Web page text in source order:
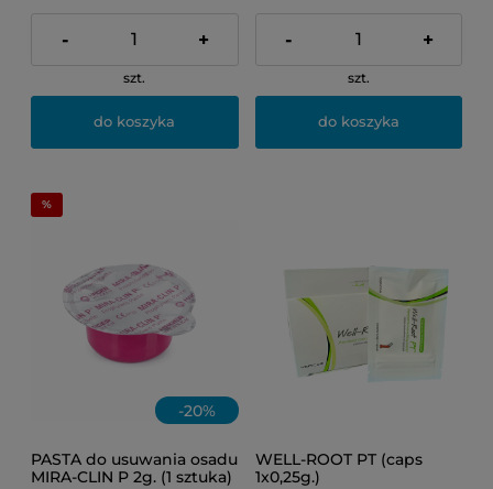
- +
szt.
do koszyka
- +
szt.
do koszyka
-20%
PASTA do usuwania osadu
MIRA-CLIN P 2g. (1 sztuka)
WELL-ROOT PT (caps
1x0,25g.)